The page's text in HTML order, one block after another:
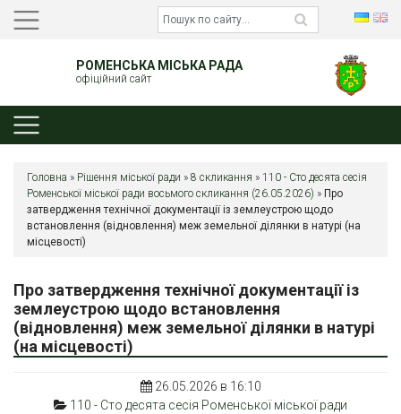
РОМЕНСЬКА МІСЬКА РАДА
офіційний сайт
Головна » Рішення міської ради » 8 скликання » 110 - Сто десята сесія
Роменської міської ради восьмого скликання (26.05.2026) » Про
затвердження технічної документації із землеустрою щодо
встановлення (відновлення) меж земельної ділянки в натурі (на
місцевості)
Про затвердження технічної документації із
землеустрою щодо встановлення
(відновлення) меж земельної ділянки в натурі
(на місцевості)
26.05.2026 в 16:10
110 - Сто десята сесія Роменської міської ради